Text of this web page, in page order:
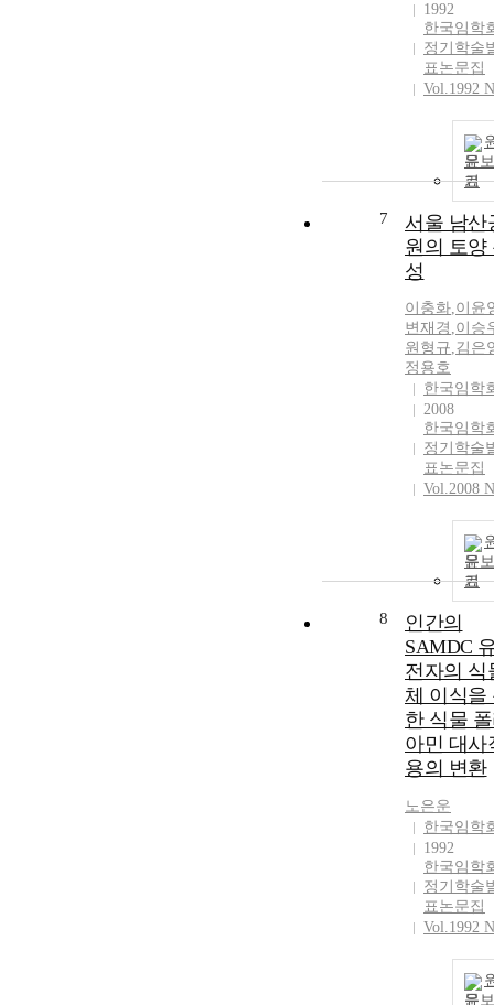
1992
한국임학
정기학술
표논문집
Vol.1992
문보
기
7
서울 남산
원의 토양
성
이충화,이윤
변재경 ,이승
원형규,김은
정용호
한국임학
2008
한국임학
정기학술
표논문집
Vol.2008
문보
기
8
인간의
SAMDC
전자의 식
체 이식을
한 식물
아민 대사
용의 변환
노은운
한국임학
1992
한국임학
정기학술
표논문집
Vol.1992
문보